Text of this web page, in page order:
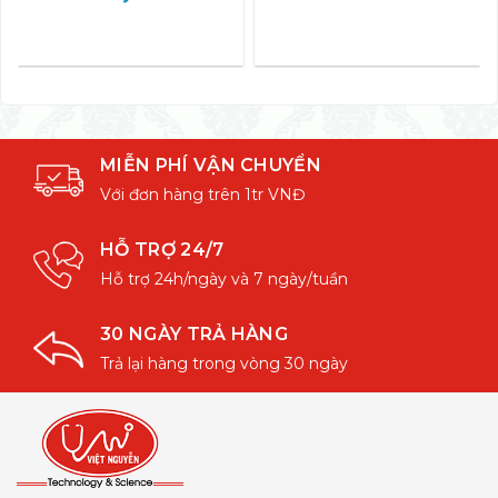
MIỄN PHÍ VẬN CHUYỂN
Với đơn hàng trên 1tr VNĐ
HỖ TRỢ 24/7
Hỗ trợ 24h/ngày và 7 ngày/tuần
30 NGÀY TRẢ HÀNG
Trả lại hàng trong vòng 30 ngày